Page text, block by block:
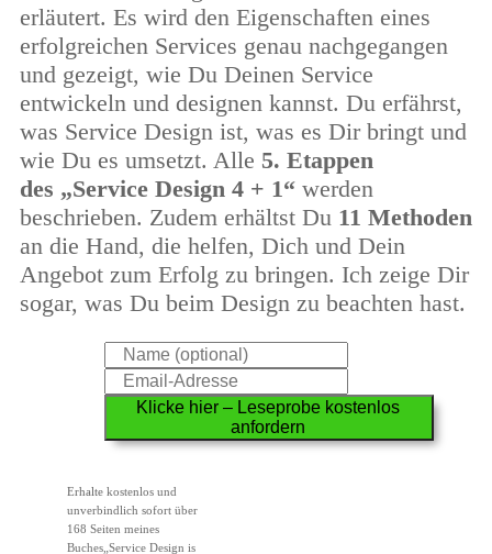
erläutert. Es wird den Eigenschaften eines
erfolgreichen Services genau nachgegangen
und gezeigt, wie Du Deinen Service
entwickeln und designen kannst. Du erfährst,
was Service Design ist, was es Dir bringt und
wie Du es umsetzt. Alle 5. Etappen
des „Service Design 4 + 1“ werden
beschrieben. Zudem erhältst Du 11 Methoden
an die Hand, die helfen, Dich und Dein
Angebot zum Erfolg zu bringen. Ich zeige Dir
sogar, was Du beim Design zu beachten hast.
Klicke hier – Leseprobe kostenlos
anfordern
Erhalte kostenlos und
unverbindlich sofort über
168 Seiten meines
Buches „Service Design is